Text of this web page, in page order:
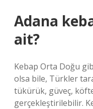
Adana
ait?
Kebap Orta Doğu
olsa bile, Türkler
tükürük, güveç,
gerçekleştirilebilir.